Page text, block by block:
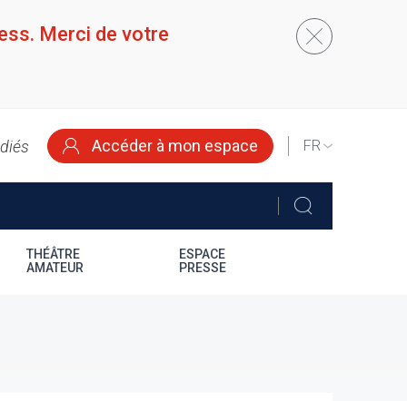
Merci de votre
Accéder à mon espace
SELECT
LANGUAGE
THÉÂTRE
AMATEUR
ESPACE
PRESSE